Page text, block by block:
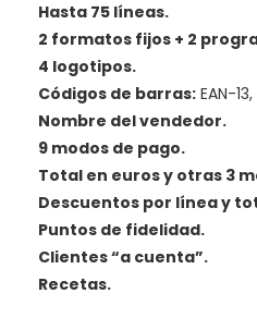
Hasta 75 líneas.
2 formatos fijos + 2
4 logotipos.
Códigos de barras: EAN-
Nombre del vendedor.
9 modos de pago.
Total en euros y otras 3
Descuentos por línea y
Puntos de fidelidad.
Clientes “a cuenta”.
Recetas.